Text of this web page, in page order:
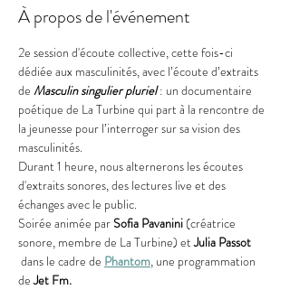
À propos de l'événement
2e session d'écoute collective, cette fois-ci
dédiée aux masculinités, avec l’écoute d’extraits
de Masculin singulier pluriel : un documentaire
poétique de La Turbine qui part à la rencontre de
la jeunesse pour l’interroger sur sa vision des
masculinités.
Durant 1 heure, nous alternerons les écoutes
d'extraits sonores, des lectures live et des
échanges avec le public.
Soirée animée par Sofia Pavanini (créatrice
sonore, membre de La Turbine) et Julia Passot
dans le cadre de Phantom, une programmation
de Jet Fm.